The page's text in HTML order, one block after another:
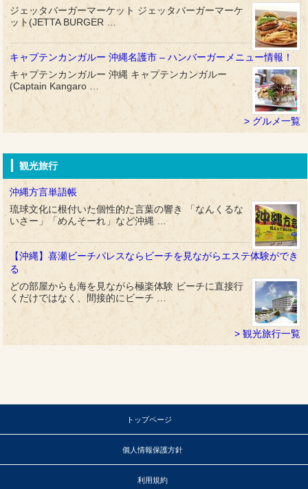
ジェッタバーガーマーケット ジェッタバーガーマーケ
ット(JETTA BURGER …
キャプテンカンガルー 沖縄名護市 – ハンバーガーメニュー情報！
キャプテンカンガルー 沖縄 キャプテンカンガルー
(Captain Kangaro …
グルメ一覧
観光旅行
沖縄方言単語帳
琉球文化に根付いた個性的た言葉の響き 「なんくるな
いさー」「めんそーれ」など沖縄 …
【沖縄】喜瀬ビーチパレスならビーチを見ながらエステ体験ができ
る
どの部屋からも海を見ながら極楽体験 ビーチに直接行
くだけではなく、間接的にビーチ …
観光旅行一覧
トップページ
個人情報保護方針
利用規約